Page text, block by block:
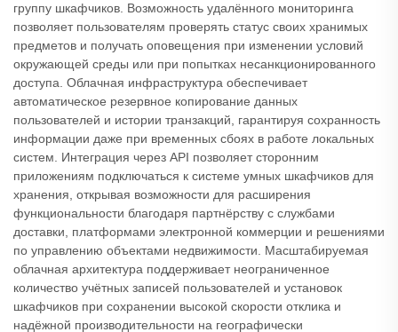
группу шкафчиков. Возможность удалённого мониторинга
позволяет пользователям проверять статус своих хранимых
предметов и получать оповещения при изменении условий
окружающей среды или при попытках несанкционированного
доступа. Облачная инфраструктура обеспечивает
автоматическое резервное копирование данных
пользователей и истории транзакций, гарантируя сохранность
информации даже при временных сбоях в работе локальных
систем. Интеграция через API позволяет сторонним
приложениям подключаться к системе умных шкафчиков для
хранения, открывая возможности для расширения
функциональности благодаря партнёрству с службами
доставки, платформами электронной коммерции и решениями
по управлению объектами недвижимости. Масштабируемая
облачная архитектура поддерживает неограниченное
количество учётных записей пользователей и установок
шкафчиков при сохранении высокой скорости отклика и
надёжной производительности на географически